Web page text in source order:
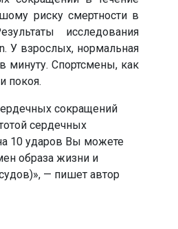
риску смертности в
исследования
У взрослых, нормальная
минуту. Спортсмены, как
покоя.
сокращений
сердечных
10 ударов Вы можете
образа жизни и
— пишет автор